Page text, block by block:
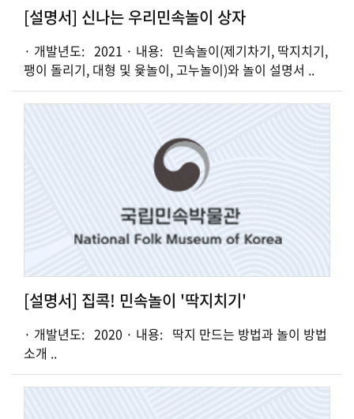
[설명서] 신나는 우리민속놀이 상자
· 개발년도: 2021 · 내용: 민속놀이(제기차기, 딱지치기,
팽이 돌리기, 대형 및 윷놀이, 고누놀이)와 놀이 설명서 ..
[설명서] 집콕! 민속놀이 '딱지치기'
· 개발년도: 2020 · 내용: 딱지 만드는 방법과 놀이 방법
소개 ..